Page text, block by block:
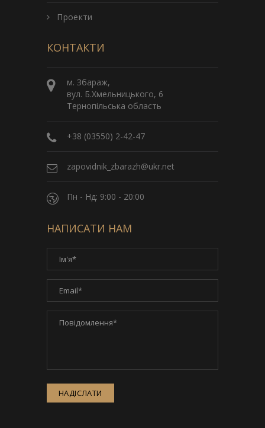
Проекти
КОНТАКТИ
м. Збараж,
вул. Б.Хмельницького, 6
Тернопільська область
+38 (03550) 2-42-47
zapovidnik_zbarazh@ukr.net
Пн - Нд: 9:00 - 20:00
НАПИСАТИ НАМ
НАДІСЛАТИ